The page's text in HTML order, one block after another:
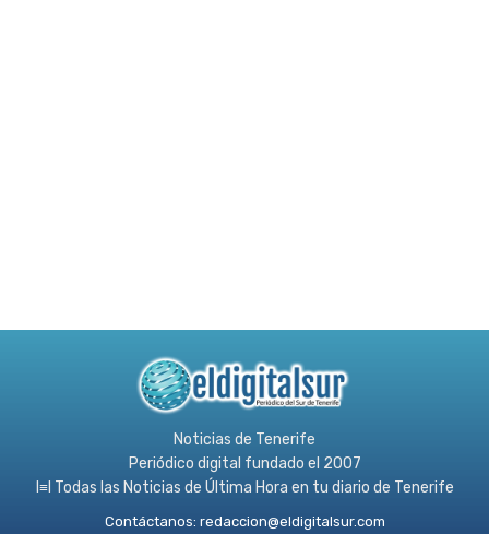
Noticias de Tenerife
Periódico digital fundado el 2007
l≡l Todas las Noticias de Última Hora en tu diario de Tenerife
Contáctanos: redaccion@eldigitalsur.com